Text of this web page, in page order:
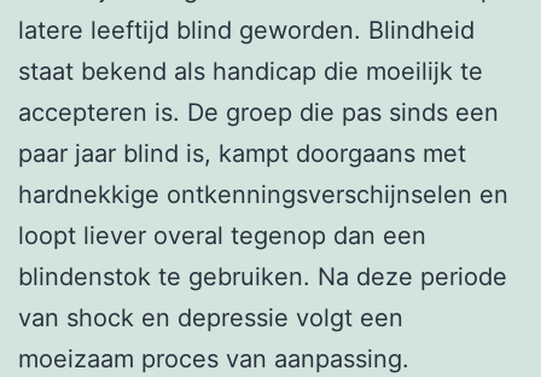
latere leeftijd blind geworden. Blindheid
staat bekend als handicap die moeilijk te
accepteren is. De groep die pas sinds een
paar jaar blind is, kampt doorgaans met
hardnekkige ontkenningsverschijnselen en
loopt liever overal tegenop dan een
blindenstok te gebruiken. Na deze periode
van shock en depressie volgt een
moeizaam proces van aanpassing.